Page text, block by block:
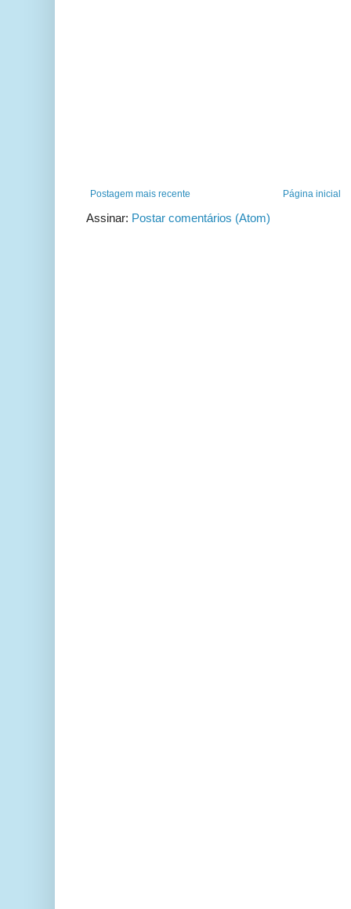
Postagem mais recente Página inicial
Assinar: Postar comentários (Atom)